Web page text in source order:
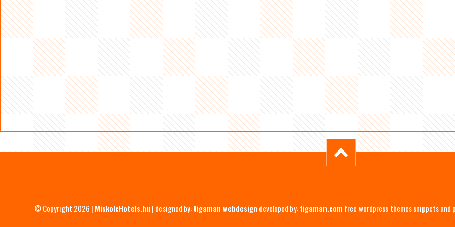
© Copyright 2026 | MiskolcHotels.hu | designed by:tigaman webdesign developed by:tigaman.com free wordpress themes snippets and